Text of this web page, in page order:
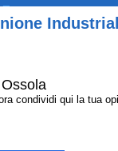
condividi qui la tua